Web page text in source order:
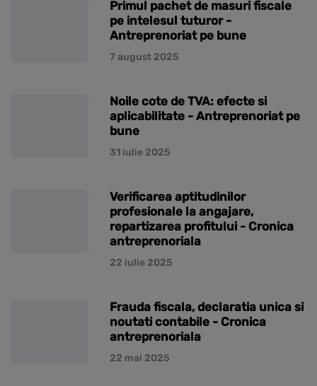
Primul pachet de masuri fiscale
pe intelesul tuturor -
Antreprenoriat pe bune
7 august 2025
Noile cote de TVA: efecte si
aplicabilitate - Antreprenoriat pe
bune
31 iulie 2025
Verificarea aptitudinilor
profesionale la angajare,
repartizarea profitului - Cronica
antreprenoriala
22 iulie 2025
Frauda fiscala, declaratia unica si
noutati contabile - Cronica
antreprenoriala
22 mai 2025